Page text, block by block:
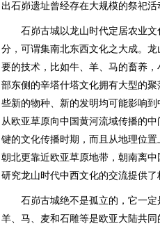
出石峁遗址曾经存在大规模的祭祀活
石峁古城以龙山时代定居农业文
分，可谓集南北东西文化之大成。
要的技术，比如牛、羊、马的畜养
部东侧的辛塔什塔文化拥有大型的
些新的物种、新的发明均可能影响
从欧亚草原向中国黄河流域传播的
键的文化传播时期，而且从地理位
朝北更靠近欧亚草原地带，朝南离
研究龙山时代中西文化的交流提供了
石峁古城绝不是孤立的，它一定
羊、马、麦和石雕等是欧亚大陆共